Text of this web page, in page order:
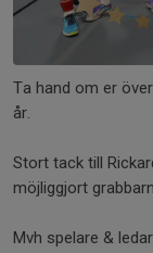
Ta hand om er
år.
Stort tack till
möjliggjort
Mvh spelare &